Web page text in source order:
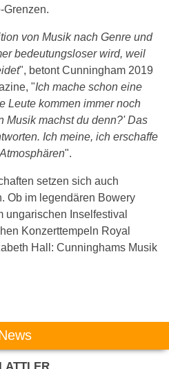
Grenzen.
von Musik nach Genre und
bedeutungsloser wird, weil
", betont Cunningham 2019
"Ich mache schon eine
Leute kommen immer noch
Musik machst du denn?' Das
Ich meine, ich erschaffe
".
setzen sich auch
Ob im legendären Bowery
ungarischen Inselfestival
Konzerttempeln Royal
Hall: Cunninghams Musik
interessieren: